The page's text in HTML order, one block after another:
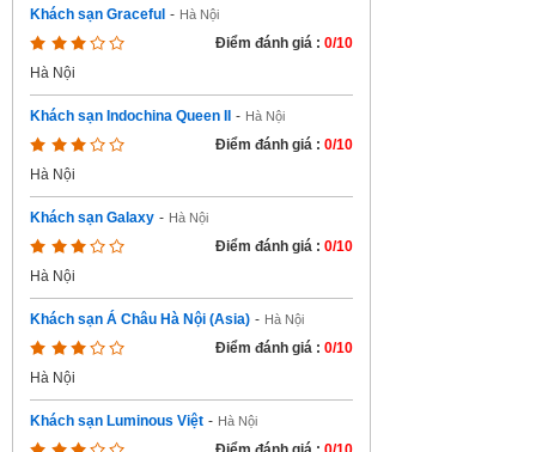
Khách sạn Graceful - Hà Nội
Điểm đánh giá : 0/10
Hà Nội
Khách sạn Indochina Queen II - Hà Nội
Điểm đánh giá : 0/10
Hà Nội
Khách sạn Galaxy - Hà Nội
Điểm đánh giá : 0/10
Hà Nội
Khách sạn Á Châu Hà Nội (Asia) - Hà Nội
Điểm đánh giá : 0/10
Hà Nội
Khách sạn Luminous Việt - Hà Nội